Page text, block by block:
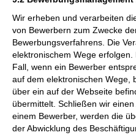
Wir erheben und verarbeiten
von Bewerbern zum Zwecke
Bewerbungsverfahrens. Die
elektronischem Wege
Fall, wenn ein Bewerber
auf dem elektronischen Wege,
über ein auf der Webseite
übermittelt. Schließen wir
einem Bewerber, werden die
der Abwicklung des